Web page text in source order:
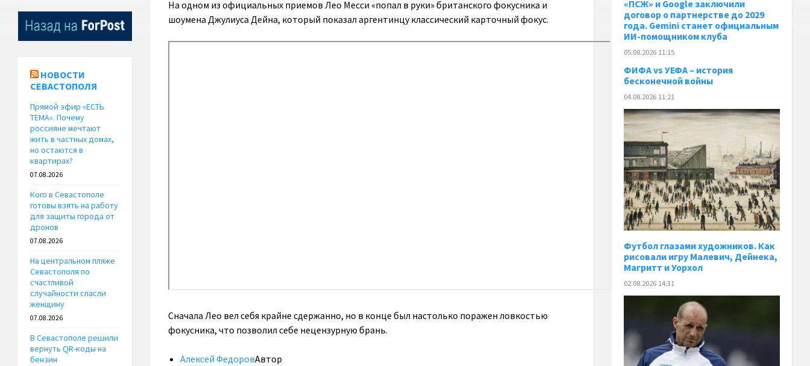
На одном из официальных приемов Лео Месси «попал в руки» британского фокусника и
шоумена Джулиуса Дейна, который показал аргентинцу классический карточный фокус.
Сначала Лео вел себя крайне сдержанно, но в конце был настолько поражен ловкостью
фокусника, что позволил себе нецензурную брань.
Алексей ФедоровАвтор
НОВОСТИ
СЕВАСТОПОЛЯ
Прямой эфир «ЕСТЬ
ТЕМА». Почему
россияне мечтают
жить в частных домах,
но остаются в
квартирах?
07.08.2026
Кого в Севастополе
готовы взять на работу
для защиты города от
дронов
07.08.2026
На центральном пляже
Севастополя по
счастливой
случайности спасли
женщину
07.08.2026
В Севастополе решили
вернуть QR-коды на
бензин
«ПСЖ» и Google заключили
договор о партнерстве до 2029
года. Gemini станет официальным
ИИ-помощником клуба
05.08.2026 11:15
ФИФА vs УЕФА – история
бесконечной войны
04.08.2026 11:21
Футбол глазами художников. Как
рисовали игру Малевич, Дейнека,
Магритт и Уорхол
02.08.2026 14:31